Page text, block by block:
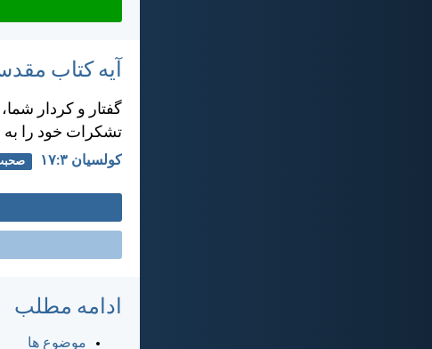
آیه کتاب
گفتار و كردار
تشكرات خود را به
کولسیان ۳:‏۱۷
ادامه مطلب
موضوع ها